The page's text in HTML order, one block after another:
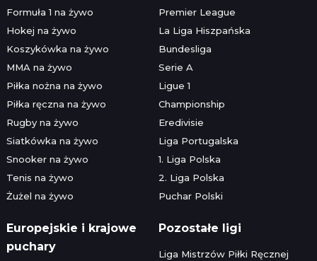
Formuła 1 na żywo
Hokej na żywo
Koszykówka na żywo
MMA na żywo
Piłka nożna na żywo
Piłka ręczna na żywo
Rugby na żywo
Siatkówka na żywo
Snooker na żywo
Tenis na żywo
Żużel na żywo
Premier League
La Liga Hiszpańska
Bundesliga
Serie A
Ligue 1
Championship
Eredivisie
Liga Portugalska
1. Liga Polska
2. Liga Polska
Puchar Polski
Europejskie i krajowe
puchary
Pozostałe ligi
Liga Mistrzów Piłki Ręcznej